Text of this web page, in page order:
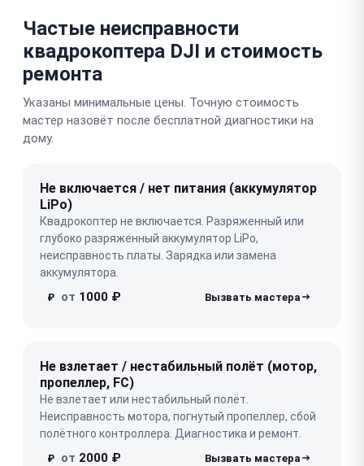
Частые неисправности
квадрокоптера DJI и стоимость
ремонта
Указаны минимальные цены. Точную стоимость
мастер назовёт после бесплатной диагностики на
дому.
Не включается / нет питания (аккумулятор
LiPo)
Квадрокоптер не включается. Разряженный или
глубоко разряженный аккумулятор LiPo,
неисправность платы. Зарядка или замена
аккумулятора.
₽ от 1000 ₽
Не взлетает / нестабильный полёт (мотор,
пропеллер, FC)
Не взлетает или нестабильный полёт.
Неисправность мотора, погнутый пропеллер, сбой
полётного контроллера. Диагностика и ремонт.
₽ от 2000 ₽